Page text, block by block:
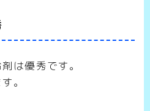
は優秀です。
。